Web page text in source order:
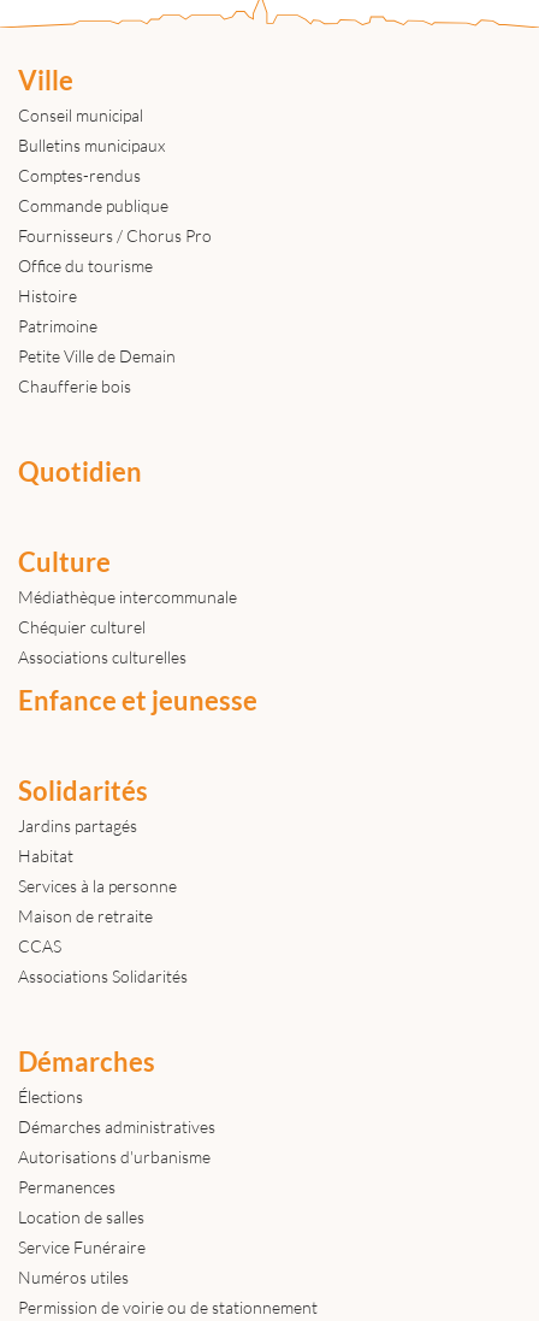
Ville
Conseil municipal
Bulletins municipaux
Comptes-rendus
Commande publique
Fournisseurs / Chorus Pro
Office du tourisme
Histoire
Patrimoine
Petite Ville de Demain
Chaufferie bois
Quotidien
Culture
Médiathèque intercommunale
Chéquier culturel
Associations culturelles
Enfance et jeunesse
Solidarités
Jardins partagés
Habitat
Services à la personne
Maison de retraite
CCAS
Associations Solidarités
Démarches
Élections
Démarches administratives
Autorisations d'urbanisme
Permanences
Location de salles
Service Funéraire
Numéros utiles
Permission de voirie ou de stationnement